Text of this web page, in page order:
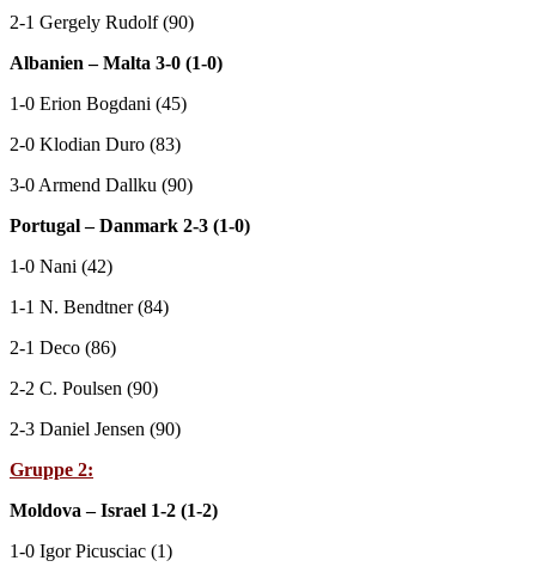
2-1 Gergely Rudolf (90)
Albanien – Malta 3-0 (1-0)
1-0 Erion Bogdani (45)
2-0 Klodian Duro (83)
3-0 Armend Dallku (90)
Portugal – Danmark 2-3 (1-0)
1-0 Nani (42)
1-1 N. Bendtner (84)
2-1 Deco (86)
2-2 C. Poulsen (90)
2-3 Daniel Jensen (90)
Gruppe 2:
Moldova – Israel 1-2 (1-2)
1-0 Igor Picusciac (1)